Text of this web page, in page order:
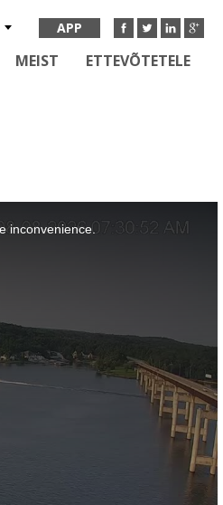
APP
MEIST ETTEVÕTETELE
inconvenience.